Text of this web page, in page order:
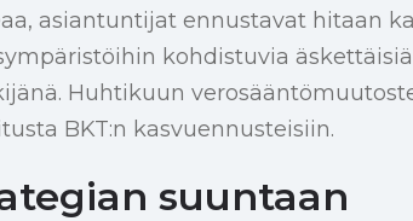
asiantuntijat ennustavat hitaan
kohdistuvia äskettäisiä
Huhtikuun
BKT:n kasvuennusteisiin.
suuntaan